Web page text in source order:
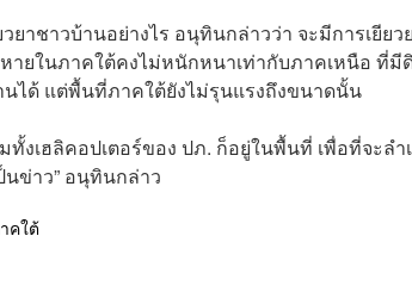
าชาวบ้านอย่างไร อนุทินกล่าวว่า จะมีการเยียว
ายในภาคใต้คงไม่หนักหนาเท่ากับภาคเหนือ ที่มี
ได้ แต่พื้นที่ภาคใต้ยังไม่รุนแรงถึงขนาดนั้น
งเฮลิคอปเตอร์ของ ปภ. ก็อยู่ในพื้นที่ เพื่อที่จะลำ
ข่าว” อนุทินกล่าว
คใต้